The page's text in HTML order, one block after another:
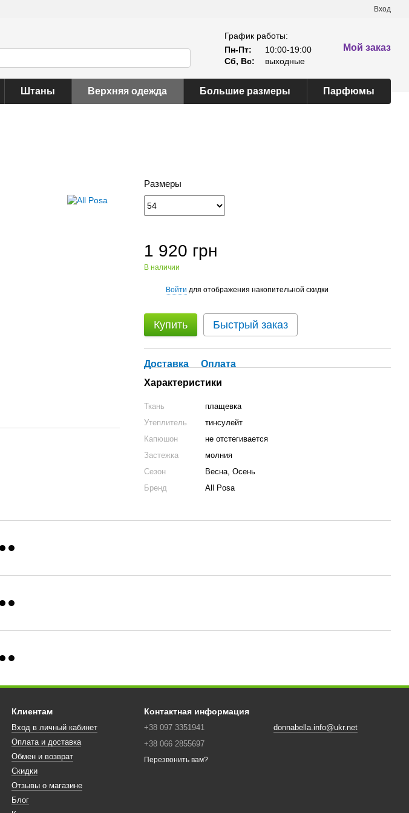
Вход
График работы:
Пн-Пт:
10:00-19:00
Сб, Вс:
выходные
Мой заказ
Штаны Верхняя одежда Большие размеры Парфюмы
Размеры
1 920 грн
В наличии
Войти для отображения накопительной скидки
Купить Быстрый заказ
Доставка
Оплата
Характеристики
Ткань
плащевка
Утеплитель
тинсулейт
Капюшон
не отстегивается
Застежка
молния
Сезон
Весна, Осень
Бренд
All Posa
Клиентам
Вход в личный кабинет
Оплата и доставка
Обмен и возврат
Скидки
Отзывы о магазине
Блог
Контактная информация
+38 097 3351941
+38 066 2855697
Перезвонить вам?
donnabella.info@ukr.net